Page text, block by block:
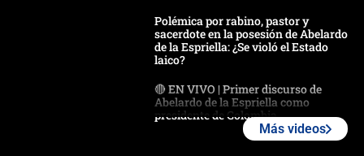
Polémica por rabino, pastor y
sacerdote en la posesión de Abelardo
de la Espriella: ¿Se violó el Estado
laico?
🔴 EN VIVO | Primer discurso de
Abelardo de la Espriella como
presidente de Colombia
Más videos